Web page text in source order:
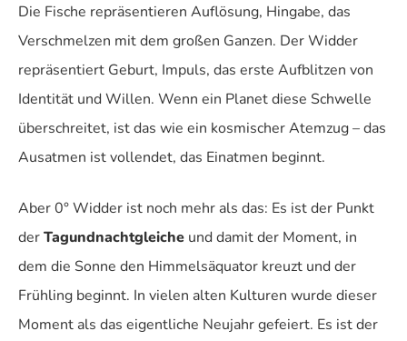
Die Fische repräsentieren Auflösung, Hingabe, das
Verschmelzen mit dem großen Ganzen. Der Widder
repräsentiert Geburt, Impuls, das erste Aufblitzen von
Identität und Willen. Wenn ein Planet diese Schwelle
überschreitet, ist das wie ein kosmischer Atemzug – das
Ausatmen ist vollendet, das Einatmen beginnt.
Aber 0° Widder ist noch mehr als das: Es ist der Punkt
derTagundnachtgleiche und damit der Moment, in
dem die Sonne den Himmelsäquator kreuzt und der
Frühling beginnt. In vielen alten Kulturen wurde dieser
Moment als das eigentliche Neujahr gefeiert. Es ist der